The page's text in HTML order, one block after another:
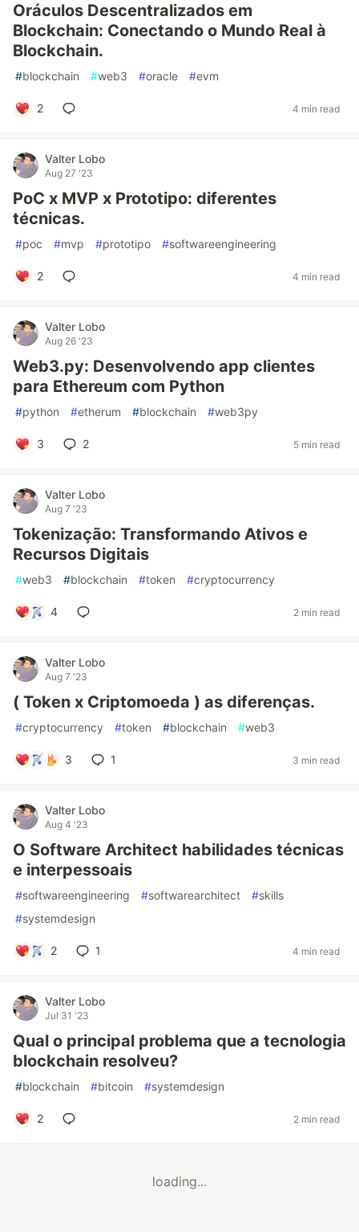
Oráculos Descentralizados em
Blockchain: Conectando o Mundo Real à
Blockchain.
#blockchain #web3 #oracle #evm
2 4 min read
Valter Lobo
Aug 27 '23
PoC x MVP x Prototipo: diferentes
técnicas.
#poc #mvp #prototipo #softwareengineering
2 4 min read
Valter Lobo
Aug 26 '23
Web3.py: Desenvolvendo app clientes
para Ethereum com Python
#python #etherum #blockchain #web3py
3 2 5 min read
Valter Lobo
Aug 7 '23
Tokenização: Transformando Ativos e
Recursos Digitais
#web3 #blockchain #token #cryptocurrency
4 2 min read
Valter Lobo
Aug 7 '23
( Token x Criptomoeda ) as diferenças.
#cryptocurrency #token #blockchain #web3
3 1 3 min read
Valter Lobo
Aug 4 '23
O Software Architect habilidades técnicas
e interpessoais
#softwareengineering #softwarearchitect #skills
#systemdesign
2 1 4 min read
Valter Lobo
Jul 31 '23
Qual o principal problema que a tecnologia
blockchain resolveu?
#blockchain #bitcoin #systemdesign
2 2 min read
loading...